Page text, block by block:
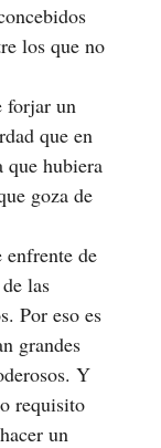
los que no
forjar un
que en
que hubiera
goza de
de
las
Por eso es
grandes
Y
requisito
un